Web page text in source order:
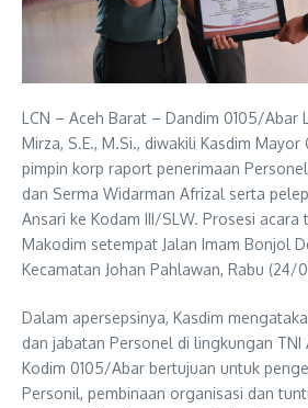
LCN – Aceh Barat – Dandim 0105/Abar
Mirza, S.E., M.Si., diwakili Kasdim
pimpin korp raport penerimaan
dan Serma Widarman Afrizal serta
Ansari ke Kodam III/SLW. Prosesi
Makodim setempat Jalan Imam Bonjol
Kecamatan Johan Pahlawan, Rabu (24/
Dalam apersepsinya, Kasdim
dan jabatan Personel di lingkungan TNI
Kodim 0105/Abar bertujuan untuk
Personil, pembinaan organisasi dan